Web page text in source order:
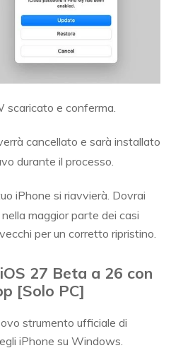
scaricato e conferma.
cancellato e sarà installato
durante il processo.
iPhone si riavvierà. Dovrai
maggior parte dei casi
per un corretto ripristino.
27 Beta a 26 con
[Solo PC]
strumento ufficiale di
iPhone su Windows.